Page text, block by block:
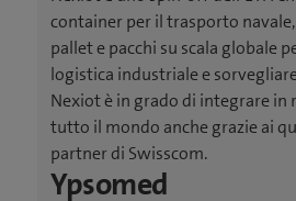
container per il trasporto
pallet e pacchi su scala globale
logistica industriale e
Nexiot è in grado di integrare in
tutto il mondo anche grazie ai
partner di Swisscom.
Ypsomed